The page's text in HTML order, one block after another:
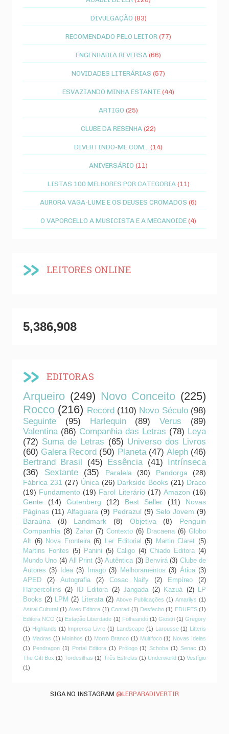
DIVULGAÇÃO (83)
RECOMENDADO PELO LEITOR(77)
ENGENHARIA REVERSA(66)
NOVIDADES LITERÁRIAS (57)
ESVAZIANDO MINHA ESTANTE(44)
ARTIGO (25)
CLUBE DA RESENHA(22)
DIVERTINDO-ME COM... (14)
ANIVERSÁRIO (11)
LISTAS 100 MELHORES POR CATEGORIA (11)
AURORA VAGA-LUME E OS DEUSES CROMADOS (6)
O VAPORCELLO A MUSICISTA E A MECANOIDE(4)
LEITORES ONLINE
5,386,908
EDITORAS
Arqueiro (249) Novo Conceito (225)
Rocco (216) Record (110) Novo Século (98)
Seguinte
(95) Harlequin (89) Verus
(89)
Valentina (86) Companhia das Letras (78) Leya
(72) Suma de Letras (65) Universo dos Livros
(60) Galera Record (50) Planeta (47) Aleph (46)
Bertrand Brasil
(45) Essência (41)
Intrínseca
(36)
Sextante (35) Paralela (30) Pandorga
(28)
Fábrica 231 (27) Única (26) Darkside Books (21) Draco
(19) Fundamento (19) Farol Literário (17) Amazon (16)
Gente
(14) Gutenberg (12) Best Seller (11)
Novas
Páginas (11) Alfaguara (9) Pedrazul (9) Selo Jovem (9)
Baraúna
(8) Landmark (8) Objetiva (8)
Penguin
Companhia (8) Zahar (7) Contexto (6) Dracaena (6) Globo
Alt (6) Nova Fronteira (6) Ler Editorial (5) Martin Claret (5)
Martins Fontes (5) Panini (5) Caligo (4) Chiado Editora (4)
Mundo Uno (4) All Print (3) Autêntica (3) Benvirá (3) Clube de
Autores (3) Idea (3) Imago (3) Melhoramentos (3) Ática (3)
APED
(2) Autografia (2) Cosac Naify (2) Empíreo
(2)
Harpercollins
(2) ID Editora (2) Jangada (2) Kazuá (2)
LP
Books (2) LPM (2) Literata (2) Above Publicações (1) Amarilys (1)
Astral Cultural (1) Avec Editora (1) Conrad (1) Desfecho (1) EDUFES (1)
Editora NCO (1) Estação Liberdade (1) Folheando (1) Giostri (1) Gregory
(1) Highlands (1) Imprensa Livre (1) Landscape (1) Larousse (1)
Litteris
(1) Madras (1) Moinhos (1) Morro Branco (1) Multifoco (1) Novas Ideias
(1)
Pendragon (1) Portal Editora (1) Prólogo (1) Schoba (1) Senac (1)
The Gift Box (1) Tordesilhas (1) Três Estrelas (1) Underworld (1) Vestígio
(1)
SIGA NO INSTAGRAM @LERPARADIVERTIR